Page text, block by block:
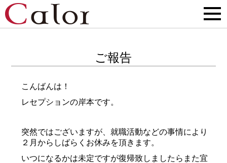
ご報告
こんばんは！
レセプションの岸本です。
突然ではございますが、就職活動などの事情により
２月からしばらくお休みを頂きます。
いつになるかは未定ですが復帰致しましたらまた宜